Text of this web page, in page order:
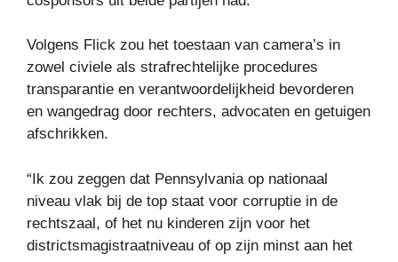
Volgens Flick zou het toestaan ​​van camera’s in
zowel civiele als strafrechtelijke procedures
transparantie en verantwoordelijkheid bevorderen
en wangedrag door rechters, advocaten en getuigen
afschrikken.
“Ik zou zeggen dat Pennsylvania op nationaal
niveau vlak bij de top staat voor corruptie in de
rechtszaal, of het nu kinderen zijn voor het
districtsmagistraatniveau of op zijn minst aan het